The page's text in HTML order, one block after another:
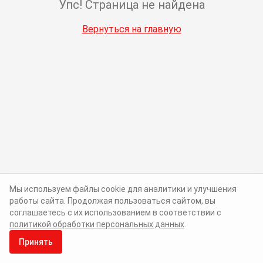
Упс! Страница не найдена
Вернуться на главную
Мы используем файлы cookie для аналитики и улучшения
работы сайта. Продолжая пользоваться сайтом, вы
соглашаетесь с их использованием в соответствии с
политикой обработки персональных данных
Принять